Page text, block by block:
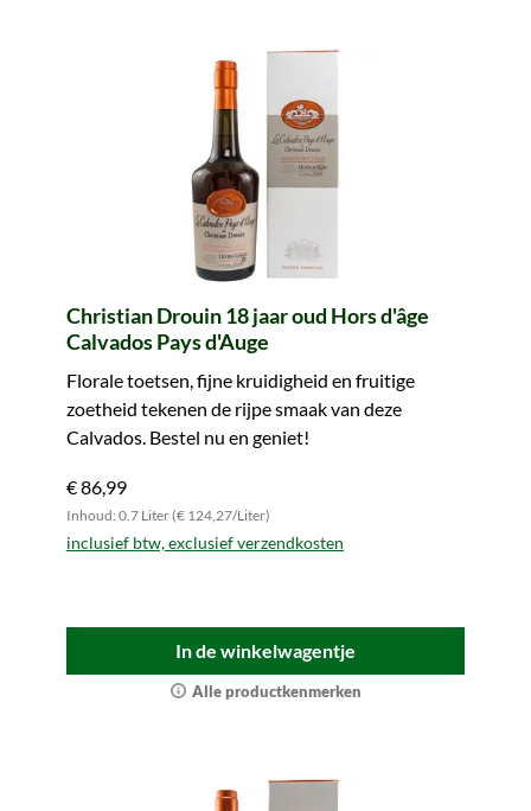
Christian Drouin 18 jaar oud Hors d'âge
Calvados Pays d'Auge
Florale toetsen, fijne kruidigheid en fruitige
zoetheid tekenen de rijpe smaak van deze
Calvados. Bestel nu en geniet!
€ 86,99
Inhoud: 0.7 Liter (€ 124,27/Liter)
inclusief btw, exclusief verzendkosten
In de winkelwagentje
Alle productkenmerken